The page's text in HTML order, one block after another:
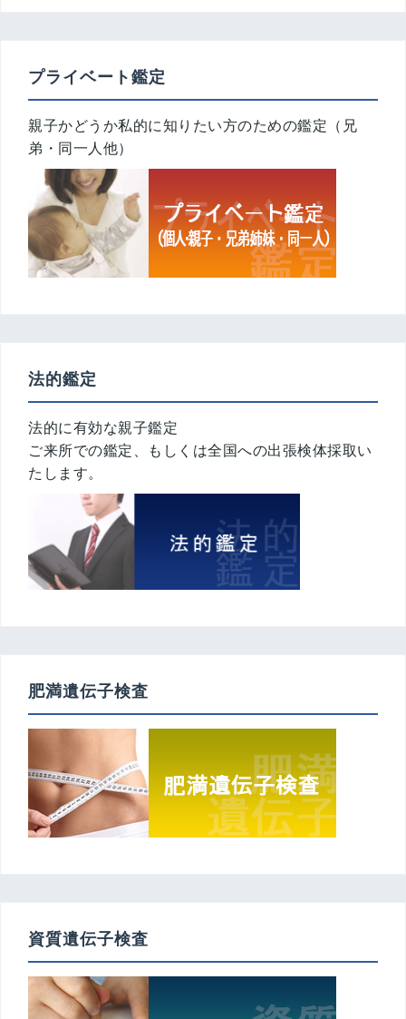
プライベート鑑定
親子かどうか私的に知りたい方のための鑑定（兄
弟・同一人他）
法的鑑定
法的に有効な親子鑑定
ご来所での鑑定、もしくは全国への出張検体採取い
たします。
肥満遺伝子検査
資質遺伝子検査